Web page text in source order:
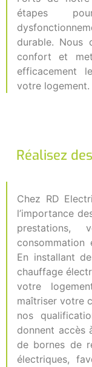
étapes
durable. Nous
confort et
efficacement
votre logement.
Réalisez
Chez RD
l’importance
prestations,
En installant
chauffage
votre
maîtriser votre
nos
donnent accès
de bornes de
électriques,